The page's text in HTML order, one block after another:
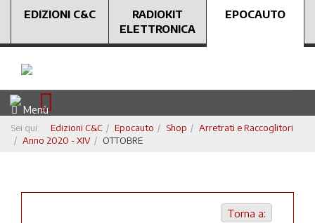
EDIZIONI C&C
RADIOKIT
ELETTRONICA
EPOCAUTO
Menù
Sei qui: Edizioni C&C Epocauto Shop
Arretrati e Raccoglitori
Anno 2020 - XIV
OTTOBRE
Torna a: